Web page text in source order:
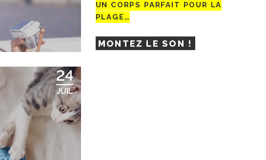
24
JUIL
UN CORPS PARFAIT POUR LA
PLAGE…
MONTEZ LE SON !